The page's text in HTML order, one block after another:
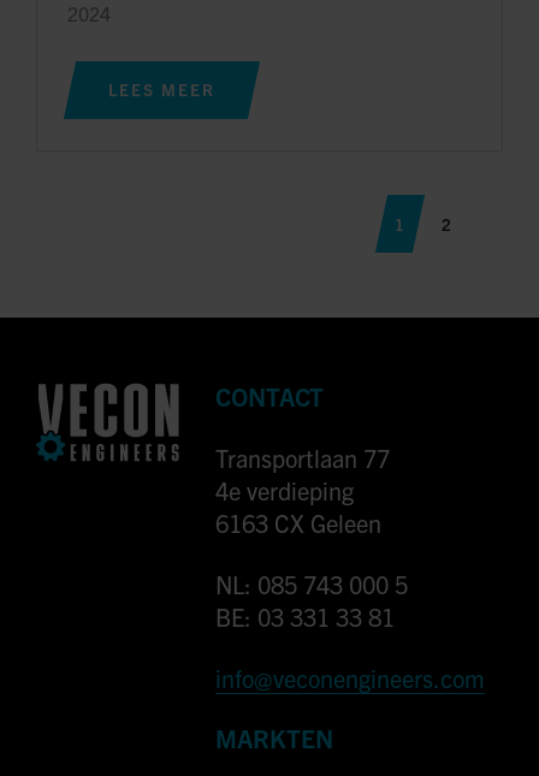
2024
LEES MEER
1 2
CONTACT
Transportlaan 77
4e verdieping
6163 CX Geleen
NL: 085 743 000 5
BE: 03 331 33 81
info@veconengineers.com
MARKTEN